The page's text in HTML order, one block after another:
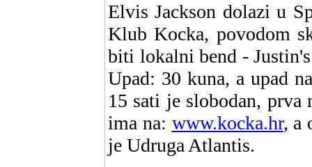
Elvis Jackson dolazi u
Klub Kocka, povodom
biti lokalni bend -
Upad: 30 kuna, a upad
15 sati je slobodan, prva
ima na: www.kocka.hr, a
je Udruga Atlantis.